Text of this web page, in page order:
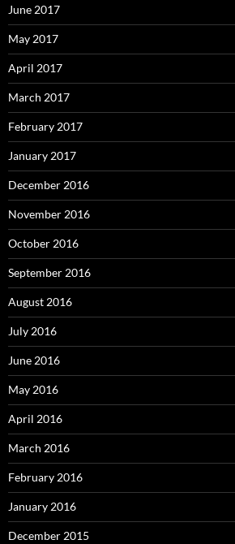
June 2017
May 2017
April 2017
March 2017
February 2017
January 2017
December 2016
November 2016
October 2016
September 2016
August 2016
July 2016
June 2016
May 2016
April 2016
March 2016
February 2016
January 2016
December 2015